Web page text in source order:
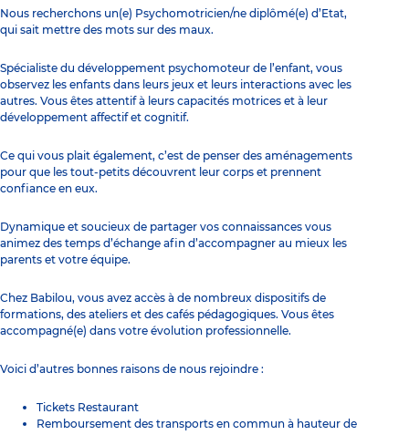
Nous recherchons un(e) Psychomotricien/ne diplômé(e) d’Etat,
qui sait mettre des mots sur des maux.
Spécialiste du développement psychomoteur de l’enfant, vous
observez les enfants dans leurs jeux et leurs interactions avec les
autres. Vous êtes attentif à leurs capacités motrices et à leur
développement affectif et cognitif.
Ce qui vous plait également, c’est de penser des aménagements
pour que les tout-petits découvrent leur corps et prennent
confiance en eux.
Dynamique et soucieux de partager vos connaissances vous
animez des temps d’échange afin d’accompagner au mieux les
parents et votre équipe.
Chez Babilou, vous avez accès à de nombreux dispositifs de
formations, des ateliers et des cafés pédagogiques. Vous êtes
accompagné(e) dans votre évolution professionnelle.
Voici d’autres bonnes raisons de nous rejoindre :
Tickets Restaurant
Remboursement des transports en commun à hauteur de